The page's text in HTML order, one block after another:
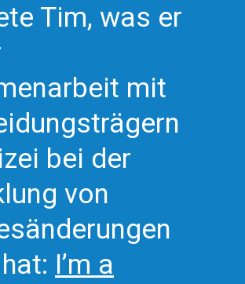
Tim, was er
mit
bei der
von
I’m a